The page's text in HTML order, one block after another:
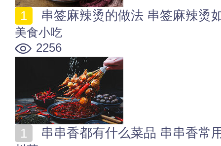
串签麻辣烫的做法 串签麻辣烫
美食小吃
2256
串串香都有什么菜品 串串香常